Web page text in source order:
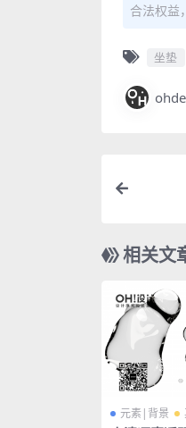
合法权益
坐垫
相关文
元素|背景